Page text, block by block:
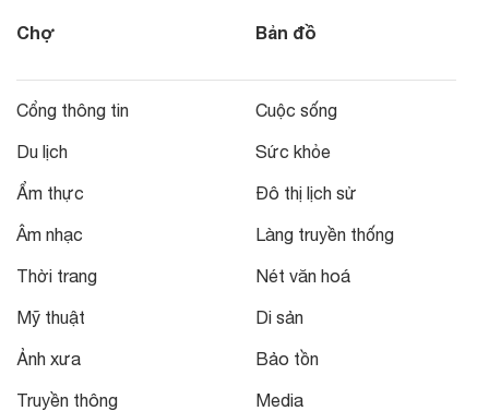
Chợ Bản đồ
Cổng thông tin
Du lịch
Ẩm thực
Âm nhạc
Thời trang
Mỹ thuật
Ảnh xưa
Truyền thông
Cuộc sống
Sức khỏe
Đô thị lịch sử
Làng truyền thống
Nét văn hoá
Di sản
Bảo tồn
Media